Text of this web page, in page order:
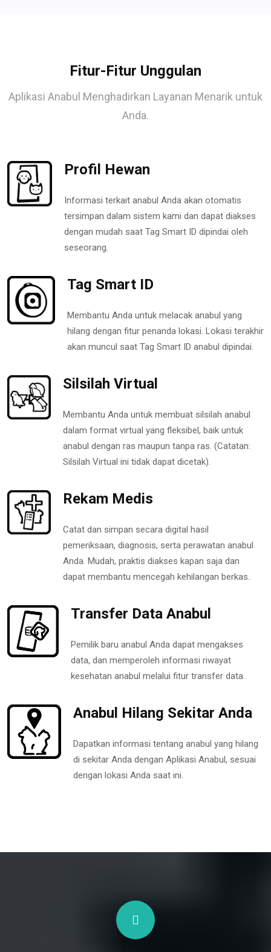
Fitur-Fitur Unggulan
Aplikasi Anabul Menghadirkan Layanan Menarik untuk
Anda.
Profil Hewan
Informasi terkait anabul Anda akan otomatis
tersimpan dalam sistem kami dan dapat diakses
dengan mudah saat Tag Smart ID dipindai oleh
seseorang.
Tag Smart ID
Membantu Anda untuk melacak anabul yang
hilang dengan fitur penanda lokasi. Lokasi terakhir
akan muncul saat Tag Smart ID anabul dipindai.
Silsilah Virtual
Membantu Anda untuk membuat silsilah anabul
dalam format virtual yang fleksibel, baik untuk
anabul dengan ras maupun tanpa ras. (Catatan:
Silsilah Virtual ini tidak dapat dicetak).
Rekam Medis
Catat dan simpan secara digital hasil
pemeriksaan, diagnosis, serta perawatan anabul
Anda. Mudah, praktis diakses kapan saja dan
dapat membantu mencegah kehilangan berkas.
Transfer Data Anabul
Pemilik baru anabul Anda dapat mengakses
data, dan memperoleh informasi riwayat
kesehatan anabul melalui fitur transfer data.
Anabul Hilang Sekitar Anda
Dapatkan informasi tentang anabul yang hilang
di sekitar Anda dengan Aplikasi Anabul, sesuai
dengan lokasi Anda saat ini.